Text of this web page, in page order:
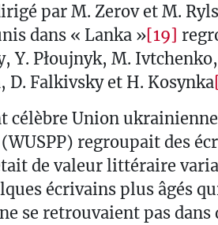
par M. Zerov et M.
dans « Lanka »[19]
Y. Płoujnyk, M.
D. Falkivsky et H. Kosynka
célèbre Union
regroupait des
de valeur littéraire
écrivains plus âgés
se retrouvaient pas dans